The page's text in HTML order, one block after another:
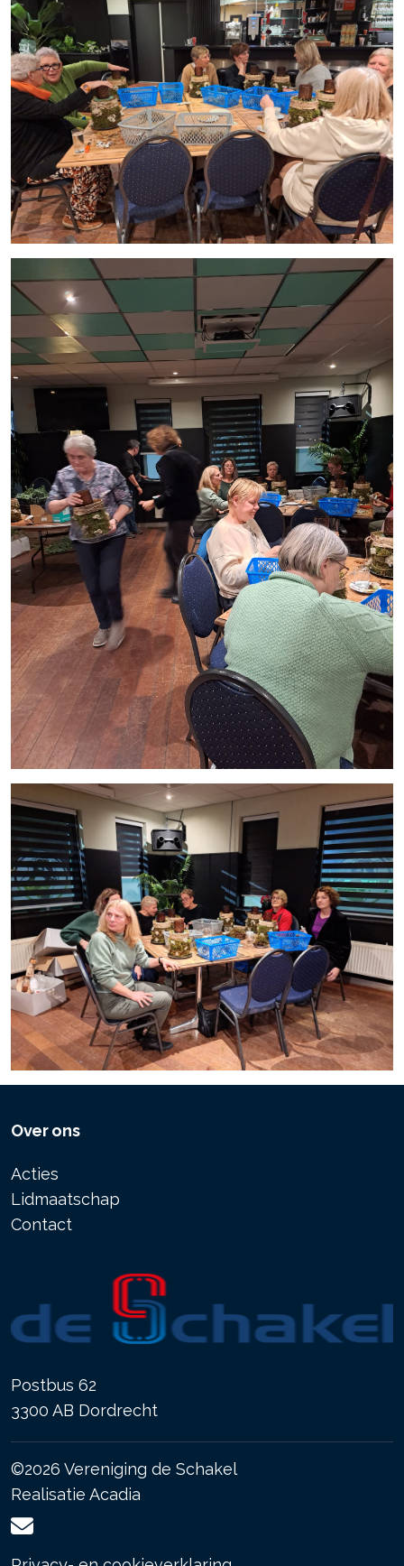
Over ons
Acties
Lidmaatschap
Contact
Postbus 62
3300 AB Dordrecht
©2026 Vereniging de Schakel
Realisatie Acadia